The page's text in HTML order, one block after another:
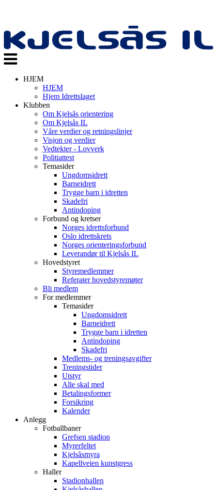
Veksle
navigasjon
HJEM
HJEM
Hjem Idrettslaget
Klubben
Om Kjelsås orientering
Om Kjelsås IL
Våre verdier og retningslinjer
Visjon og verdier
Vedtekter - Lovverk
Politiattest
Temasider
Ungdomsidrett
Barneidrett
Trygge barn i idretten
Skadefri
Antindoping
Forbund og kretser
Norges idrettsforbund
Oslo idrettskrets
Norges orienteringsforbund
Leverandør til Kjelsås IL
Hovedstyret
Styremedlemmer
Referater hovedstyremøter
Bli medlem
For medlemmer
Temasider
Ungdomsidrett
Barneidrett
Trygge barn i idretten
Antindoping
Skadefri
Medlems- og treningsavgifter
Treningstider
Utstyr
Alle skal med
Betalingsformer
Forsikring
Kalender
Anlegg
Fotballbaner
Grefsen stadion
Myrerfeltet
Kjelsåsmyra
Kapellveien kunstgress
Haller
Stadionhallen